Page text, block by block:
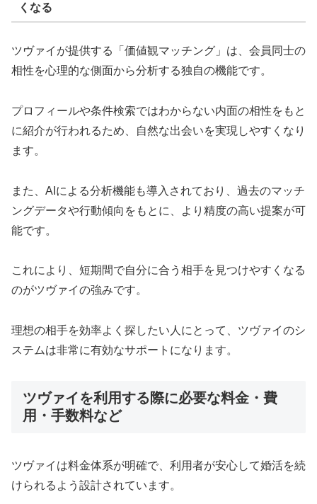
くなる
ツヴァイが提供する「価値観マッチング」は、会員同士の
相性を心理的な側面から分析する独自の機能です。
プロフィールや条件検索ではわからない内面の相性をもと
に紹介が行われるため、自然な出会いを実現しやすくなり
ます。
また、AIによる分析機能も導入されており、過去のマッチ
ングデータや行動傾向をもとに、より精度の高い提案が可
能です。
これにより、短期間で自分に合う相手を見つけやすくなる
のがツヴァイの強みです。
理想の相手を効率よく探したい人にとって、ツヴァイのシ
ステムは非常に有効なサポートになります。
ツヴァイを利用する際に必要な料金・費
用・手数料など
ツヴァイは料金体系が明確で、利用者が安心して婚活を続
けられるよう設計されています。